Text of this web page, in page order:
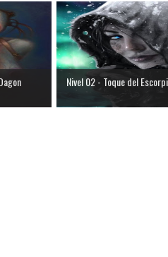
Nivel 02 - Toque del